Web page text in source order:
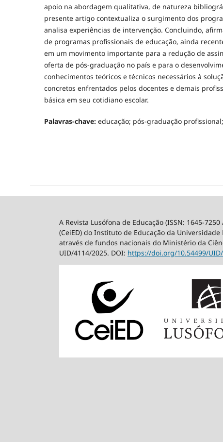
apoio na abordagem qualitativa, de natureza
presente artigo contextualiza o surgimento dos
analisa experiências de intervenção. Concluindo,
de programas profissionais de educação, ainda
em um movimento importante para a redução de
oferta de pós-graduação no país e para o
conhecimentos teóricos e técnicos necessários à
concretos enfrentados pelos docentes e demais
básica em seu cotidiano escolar.
Palavras-chave: educação; pós-graduação
A Revista Lusófona de Educação (ISSN: 1645-
(CeiED) do Instituto de Educação da
através de fundos nacionais do Ministério da
UID/4114/2025. DOI: https://doi.org/10.54499/